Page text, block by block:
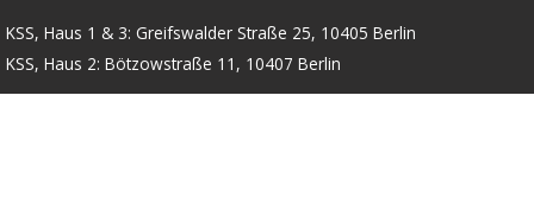
KSS, Haus 1 & 3: Greifswalder Straße 25, 10405 Berlin
KSS, Haus 2: Bötzowstraße 11, 10407 Berlin